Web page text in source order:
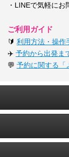
・LINEで気軽に
ご利用ガイド
🔰 利用方法・操作
✈️ 予約から出発ま
💬 予約に関する「